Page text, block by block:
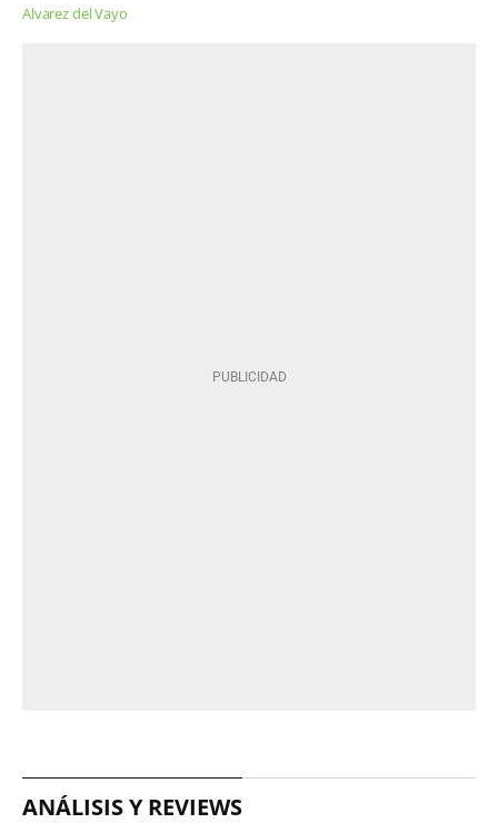
Alvarez del Vayo
ANÁLISIS Y REVIEWS